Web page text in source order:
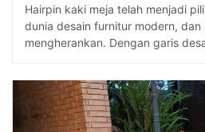
Hairpin kaki meja telah menjadi
dunia desain furnitur modern, dan
mengherankan. Dengan garis